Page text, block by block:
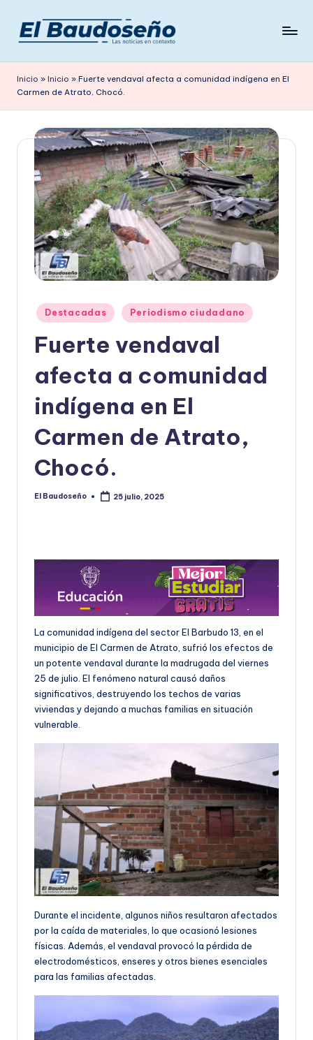
Saltar
contenido
e
ri
d
en
Inicio » Inicio » Fuerte vendaval afecta a comunidad indígena en El
Carmen de Atrato, Chocó.
Publicado
en
Destacadas Periodismo ciudadano
Fuerte vendaval
afecta a comunidad
indígena en El
Carmen de Atrato,
Chocó.
Publicado
El Baudoseño 25 julio, 2025
La comunidad indígena del sector El Barbudo 13, en el
municipio de El Carmen de Atrato, sufrió los efectos de
un potente vendaval durante la madrugada del viernes
25 de julio. El fenómeno natural causó daños
significativos, destruyendo los techos de varias
viviendas y dejando a muchas familias en situación
vulnerable.
Durante el incidente, algunos niños resultaron afectados
por la caída de materiales, lo que ocasionó lesiones
físicas. Además, el vendaval provocó la pérdida de
electrodomésticos, enseres y otros bienes esenciales
para las familias afectadas.